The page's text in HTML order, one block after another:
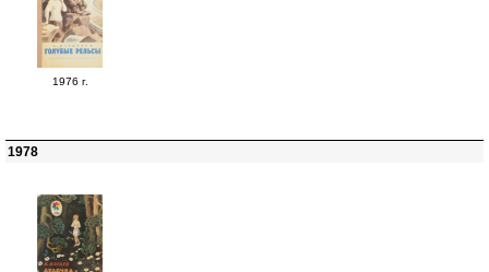
1976 г.
1978